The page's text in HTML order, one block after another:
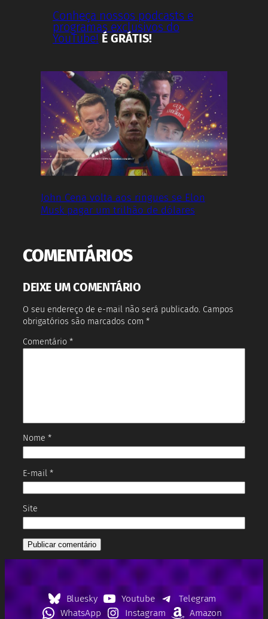
Conheça nossos podcasts e
programas exclusivos do
YouTube! É GRÁTIS!
John Cena volta aos ringues se Elon
Musk pagar um trilhão de dólares
COMENTÁRIOS
DEIXE UM COMENTÁRIO
O seu endereço de e-mail não será publicado. Campos
obrigatórios são marcados com *
Comentário *
Nome *
E-mail *
Site
Bluesky Youtube
Telegram
WhatsApp
Instagram Amazon